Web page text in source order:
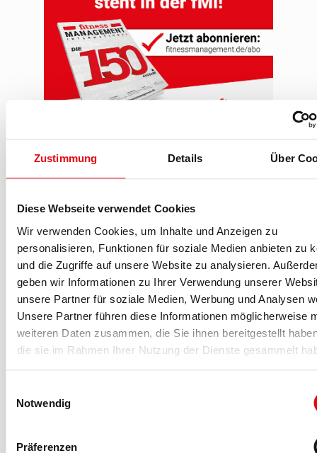
Zustimmung Details Über
Diese Webseite verwendet Cookies
Wir verwenden Cookies, um Inhalte und Anzeigen zu
personalisieren, Funktionen für soziale Medien anbieten zu
und die Zugriffe auf unsere Website zu analysieren.
geben wir Informationen zu Ihrer Verwendung unserer
unsere Partner für soziale Medien, Werbung und Analysen
Unsere Partner führen diese Informationen möglicherweise
weiteren Daten zusammen, die Sie ihnen bereitgestellt
die sie im Rahmen Ihrer Nutzung der Dienste gesammelt
Notwendig
Präferenzen
Für fitness MANAGEMENT berichtet
Die fM Redaktion
Fitness- und Gesundheitsbranche. Mit Fachwissen,